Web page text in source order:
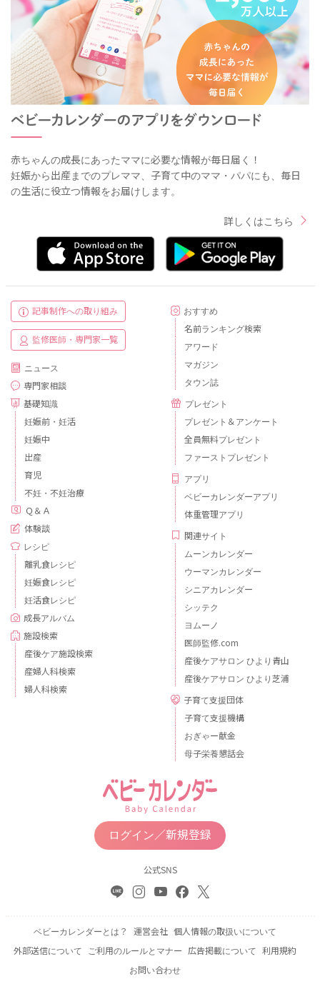
赤ちゃんの成長にあったママに必要な情報が毎日届く！
妊娠から出産までのプレママ、子育て中のママ・パパにも、毎日
の生活に役立つ情報をお届けします。
詳しくはこちら
記事制作への取り組み
監修医師・専門家一覧
ニュース
専門家相談
基礎知識
妊娠前・妊活
妊娠中
出産
育児
不妊・不妊治療
Ｑ＆Ａ
体験談
レシピ
離乳食レシピ
妊娠食レシピ
妊活食レシピ
成長アルバム
施設検索
産後ケア施設検索
産婦人科検索
婦人科検索
おすすめ
名前ランキング検索
アワード
マガジン
タウン誌
プレゼント
プレゼント＆アンケート
全員無料プレゼント
ファーストプレゼント
アプリ
ベビーカレンダーアプリ
体重管理アプリ
関連サイト
ムーンカレンダー
ウーマンカレンダー
シニアカレンダー
シッテク
ヨムーノ
医師監修.com
産後ケアサロン ひより青山
産後ケアサロン ひより芝浦
子育て支援団体
子育て支援機構
おぎゃー献金
母子栄養懇話会
ログイン／新規登録
公式SNS
ベビーカレンダーとは？ 運営会社
個人情報の取扱いについて
外部送信について
ご利用のルールとマナー 広告掲載について
利用規約
お問い合わせ